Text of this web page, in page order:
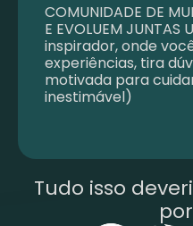
COMUNIDADE DE
E EVOLUEM
inspirador, onde
experiências, tira
motivada para
inestimável)
Tudo isso